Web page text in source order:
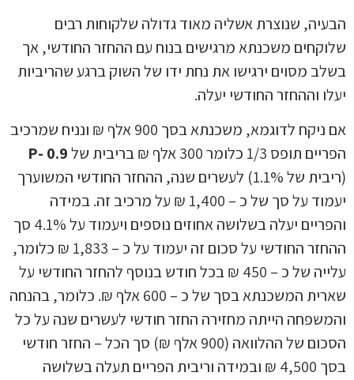
שנוצרת אשליה מאוד גדולה שלקוחות רבים
משכנתא מרגישים בנוח עם ההחזר החודשי, אך
מסוים ירגישו את נחת ידו של השוק ברגע שהריביות
וההחזר החודשי יעלה.
אם ניקח לדוגמא, משכנתא בסך 900 אלף ₪ ונניח שמרכיב
1/3 כלומר 300 אלף ₪ בריבית של
P- 0.9
(ריבית של 1.1%) לעשרים שנה, ההחזר החודשי המשוערך
יעמוד על סך של כ – 1,400 ₪ על מרכיב זה. במידה
והפריים יעלה בשלושה אחוזים נוספים ויעמוד על 4.1% סך
ההחזר החודשי על סכום זה יעמוד על כ – 1,833 ₪ כלומר,
עלייה של כ – 450 ₪ בכל חודש בנוסף להחזר החודשי על
שארית המשכנתא בסך של כ – 600 אלף ₪. כלומר, בהנחה
הייתה מחזירה החזר חודשי לעשרים שנה על כל
הסכום של ההלוואה (900 אלף ₪) סך הכל – החזר חודשי
בסך 4,500 ₪ ובמידה וריבית הפריים תעלה בשלושה